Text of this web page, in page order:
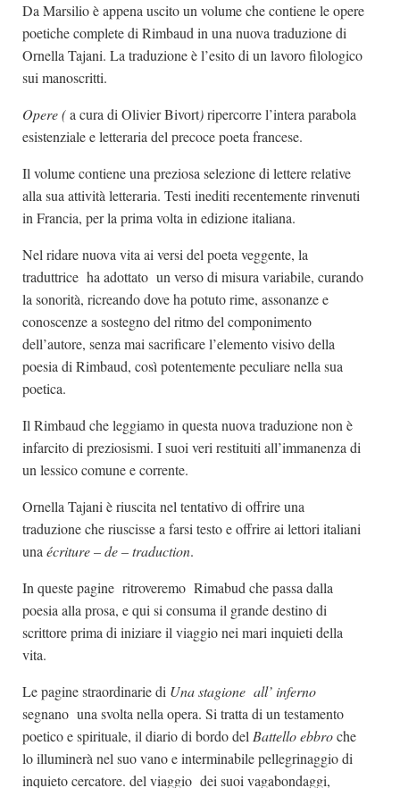
Da Marsilio è appena uscito un volume che contiene le opere
poetiche complete di Rimbaud in una nuova traduzione di
Ornella Tajani. La traduzione è l’esito di un lavoro filologico
sui manoscritti.
Opere (a cura di Olivier Bivort)ripercorre l’intera parabola
esistenziale e letteraria del precoce poeta francese.
Il volume contiene una preziosa selezione di lettere relative
alla sua attività letteraria. Testi inediti recentemente rinvenuti
in Francia, per la prima volta in edizione italiana.
Nel ridare nuova vita ai versi del poeta veggente, la
traduttrice ha adottato un verso di misura variabile, curando
la sonorità, ricreando dove ha potuto rime, assonanze e
conoscenze a sostegno del ritmo del componimento
dell’autore, senza mai sacrificare l’elemento visivo della
poesia di Rimbaud, così potentemente peculiare nella sua
poetica.
Il Rimbaud che leggiamo in questa nuova traduzione non è
infarcito di preziosismi. I suoi veri restituiti all’immanenza di
un lessico comune e corrente.
Ornella Tajani è riuscita nel tentativo di offrire una
traduzione che riuscisse a farsi testo e offrire ai lettori italiani
unaécriture – de – traduction.
In queste pagine ritroveremo Rimabud che passa dalla
poesia alla prosa, e qui si consuma il grande destino di
scrittore prima di iniziare il viaggio nei mari inquieti della
vita.
Le pagine straordinarie di Una stagione all’ inferno
segnano una svolta nella opera. Si tratta di un testamento
poetico e spirituale, il diario di bordo delBattello ebbroche
lo illuminerà nel suo vano e interminabile pellegrinaggio di
inquieto cercatore. del viaggio dei suoi vagabondaggi,